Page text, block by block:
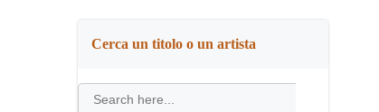
Cerca un titolo o un artista
Search
for: